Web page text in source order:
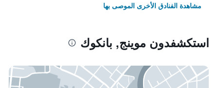
مشاهدة الفنادق الأخرى الموصى بها
استكشفدون موينج, بانكوك